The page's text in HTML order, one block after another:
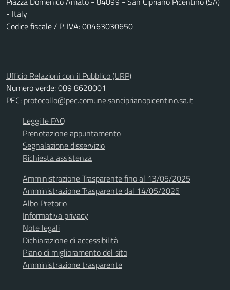
- Italy
Codice fiscale / P. IVA: 00463030650
Ufficio Relazioni con il Pubblico (URP)
Numero verde: 089 8628001
PEC: protocollo@pec.comune.sanciprianopicentino.sa.it
Leggi le FAQ
Prenotazione appuntamento
Segnalazione disservizio
Richiesta assistenza
Amministrazione Trasparente fino al 13/05/2025
Amministrazione Trasparente dal 14/05/2025
Albo Pretorio
Informativa privacy
Note legali
Dichiarazione di accessibilità
Piano di miglioramento del sito
Amministrazione trasparente